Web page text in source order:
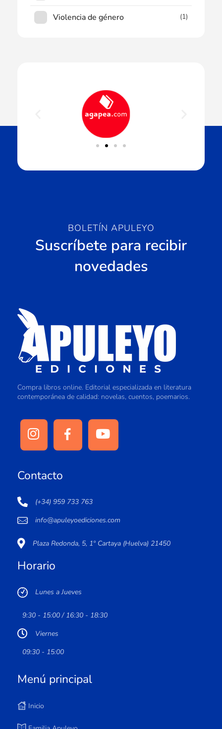
Violencia de género (1)
BOLETÍN APULEYO
Suscríbete para recibir
novedades
Compra libros online. Editorial especializada en literatura
contemporánea de calidad: novelas, cuentos, poemarios.
Contacto
(+34) 959 733 763
info@apuleyoediciones.com
Plaza Redonda, 5, 1º Cartaya (Huelva) 21450
Horario
Lunes a Jueves
9:30 - 15:00 / 16:30 - 18:30
Viernes
09:30 - 15:00
Menú principal
Inicio